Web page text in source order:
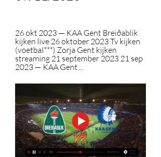
26 okt 2023 — KAA Gent Breiðablik
kijken live 26 oktober 2023 Tv kijken
(voetbal***) Zorja Gent kijken
streaming 21 september 2023 21 sep
2023 — KAA Gent ...